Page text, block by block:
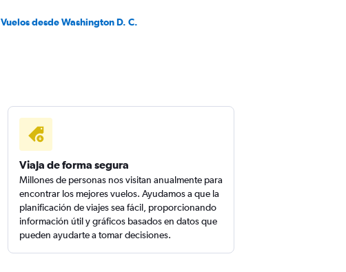
Vuelos desde Washington D. C.
Viaja de forma segura
Millones de personas nos visitan anualmente para
encontrar los mejores vuelos. Ayudamos a que la
planificación de viajes sea fácil, proporcionando
información útil y gráficos basados en datos que
pueden ayudarte a tomar decisiones.